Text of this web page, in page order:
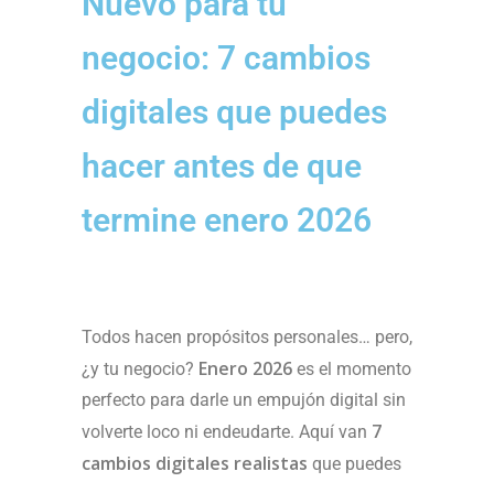
negocio: 7 cambios
digitales que puedes
hacer antes de que
termine enero 2026
Todos hacen propósitos personales… pero,
¿y tu negocio? Enero 2026 es el momento
perfecto para darle un empujón digital sin
volverte loco ni endeudarte. Aquí van 7
cambios digitales realistas que puedes